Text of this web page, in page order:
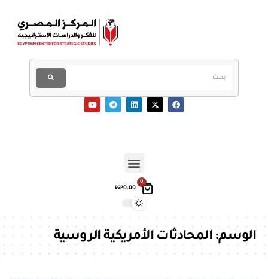
0
EGP0.00
الوسم:المحادثات الأمريكية الروسية